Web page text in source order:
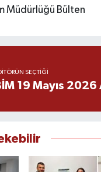
Müdürlüğü Bülten
SEÇTIĞI
19 Mayıs